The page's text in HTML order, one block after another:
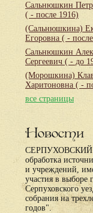
Сальнюшкин
( - после 1916)
(Сальнюшкина)
Егоровна ( -
Сальнюшкин
Сергеевич ( - до
(Морошкина)
Харитоновна ( -
все страницы
Новости
СЕРПУХОВСКИЙ
обработка
и учреждений,
участия в выборе
Серпуховского
собрания на
годов".